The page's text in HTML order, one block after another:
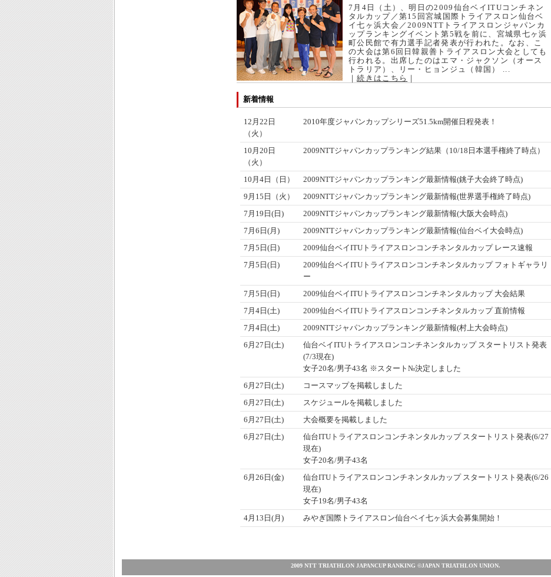
7月4日（土）、明日の2009仙台ベイITUコンチネン
タルカップ／第15回宮城国際トライアスロン仙台ベ
イ七ヶ浜大会／2009NTTトライアスロンジャパンカ
ップランキングイベント第5戦を前に、宮城県七ヶ浜
町公民館で有力選手記者発表が行われた。なお、こ
の大会は第6回日韓親善トライアスロン大会としても
行われる。出席したのはエマ・ジャクソン（オース
トラリア）、リー・ヒョンジュ（韓国） ...
｜続きはこちら ｜
新着情報
12月22日
（火）
2010年度ジャパンカップシリーズ51.5km開催日程発表！
10月20日
（火）
2009NTTジャパンカップランキング結果（10/18日本選手権終了時点）
10月4日（日）
2009NTTジャパンカップランキング最新情報(銚子大会終了時点)
9月15日（火）
2009NTTジャパンカップランキング最新情報(世界選手権終了時点)
7月19日(日)
2009NTTジャパンカップランキング最新情報(大阪大会時点)
7月6日(月)
2009NTTジャパンカップランキング最新情報(仙台ベイ大会時点)
7月5日(日)
2009仙台ベイITUトライアスロンコンチネンタルカップ レース速報
7月5日(日)
2009仙台ベイITUトライアスロンコンチネンタルカップ フォトギャラリ
ー
7月5日(日)
2009仙台ベイITUトライアスロンコンチネンタルカップ 大会結果
7月4日(土)
2009仙台ベイITUトライアスロンコンチネンタルカップ 直前情報
7月4日(土)
2009NTTジャパンカップランキング最新情報(村上大会時点)
6月27日(土)
仙台ベイITUトライアスロンコンチネンタルカップ スタートリスト発表
(7/3現在)
女子20名/男子43名 ※スタート№決定しました
6月27日(土)
コースマップを掲載しました
6月27日(土)
スケジュールを掲載しました
6月27日(土)
大会概要を掲載しました
6月27日(土)
仙台ITUトライアスロンコンチネンタルカップ スタートリスト発表(6/27
現在)
女子20名/男子43名
6月26日(金)
仙台ITUトライアスロンコンチネンタルカップ スタートリスト発表(6/26
現在)
女子19名/男子43名
4月13日(月)
みやぎ国際トライアスロン仙台ベイ七ヶ浜大会募集開始！
2009 NTT TRIATHLON JAPANCUP RANKING ©JAPAN TRIATHLON UNION.